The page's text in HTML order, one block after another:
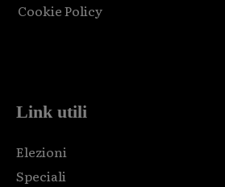
Cookie Policy
Link utili
Elezioni
Speciali